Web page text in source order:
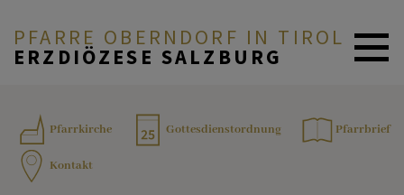
PFARRE OBERNDORF IN TIROL
ERZDIÖZESE SALZBURG
AKTUELLES
Pfarrgemeinderat
Pfarrkirche Gottesdienstordnung Pfarrbrief
Kontakt